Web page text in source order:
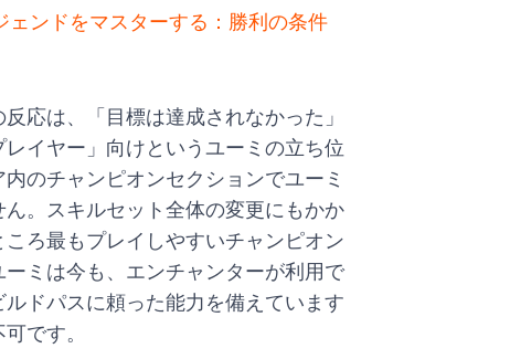
ェンドをマスターする：勝利の条件
応は、「目標は達成されなかった」
イヤー」向けというユーミの立ち位
のチャンピオンセクションでユーミ
。スキルセット全体の変更にもかか
ろ最もプレイしやすいチャンピオン
ミは今も、エンチャンターが利用で
ドパスに頼った能力を備えています
です。